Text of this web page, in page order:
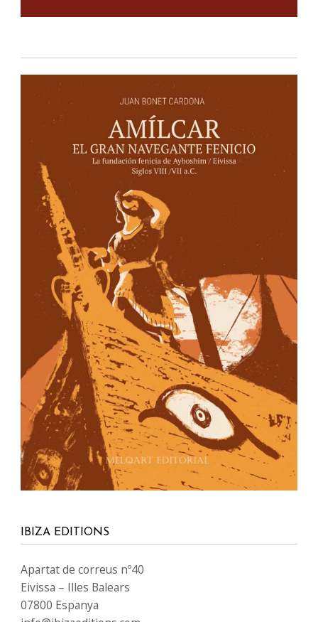
IBIZA EDITIONS
Apartat de correus nº40
Eivissa – Illes Balears
07800 Espanya